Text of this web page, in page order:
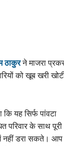
नेटवर्क
ठाकुरने माजरा
को खूब खरी
यह सिर्फ पांवटा
परिवार के साथ पूरी
नहीं डरा सकते। आप